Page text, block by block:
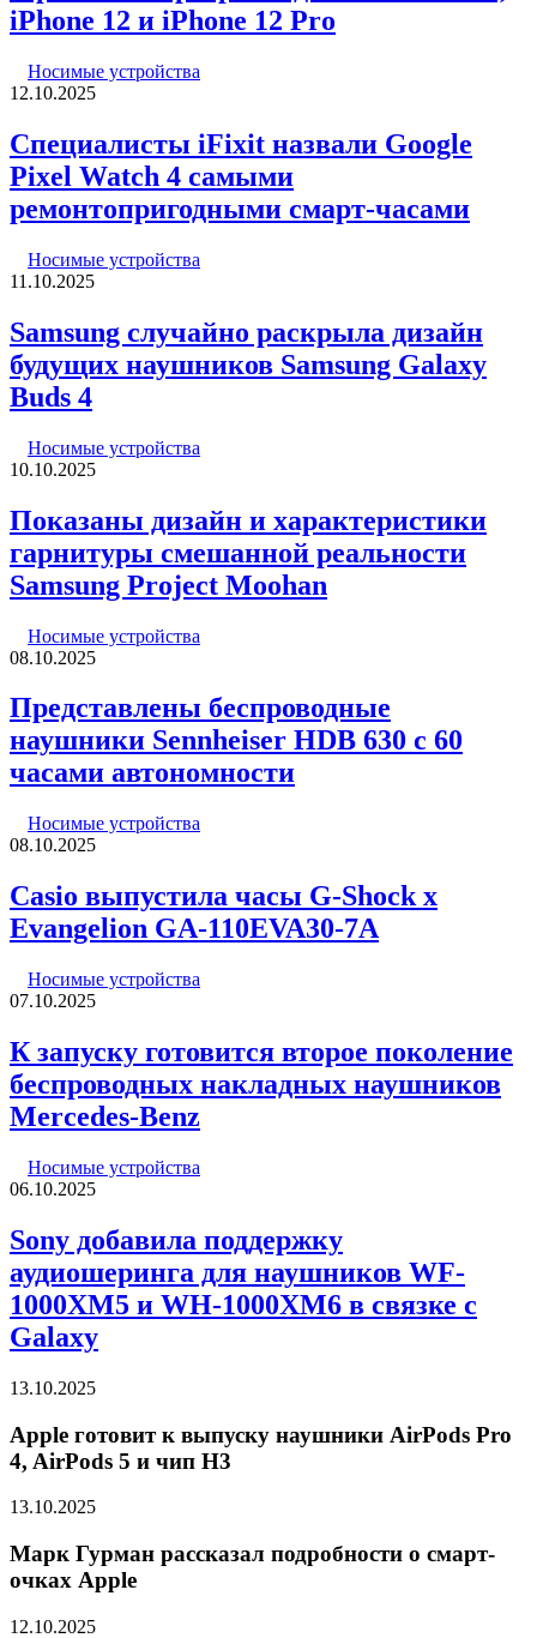
iPhone 12 и iPhone 12 Pro
Носимые устройства
12.10.2025
Специалисты iFixit назвали Google
Pixel Watch 4 самыми
ремонтопригодными смарт-часами
Носимые устройства
11.10.2025
Samsung случайно раскрыла дизайн
будущих наушников Samsung Galaxy
Buds 4
Носимые устройства
10.10.2025
Показаны дизайн и характеристики
гарнитуры смешанной реальности
Samsung Project Moohan
Носимые устройства
08.10.2025
Представлены беспроводные
наушники Sennheiser HDB 630 с 60
часами автономности
Носимые устройства
08.10.2025
Casio выпустила часы G-Shock x
Evangelion GA-110EVA30-7A
Носимые устройства
07.10.2025
К запуску готовится второе поколение
беспроводных накладных наушников
Mercedes-Benz
Носимые устройства
06.10.2025
Sony добавила поддержку
аудиошеринга для наушников WF-
1000XM5 и WH-1000XM6 в связке с
Galaxy
13.10.2025
Apple готовит к выпуску наушники AirPods Pro
4, AirPods 5 и чип H3
13.10.2025
Марк Гурман рассказал подробности о смарт-
очках Apple
12.10.2025